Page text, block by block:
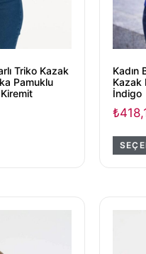
Triko Kazak
Pamuklu
Kadın
Kazak
İndigo
₺